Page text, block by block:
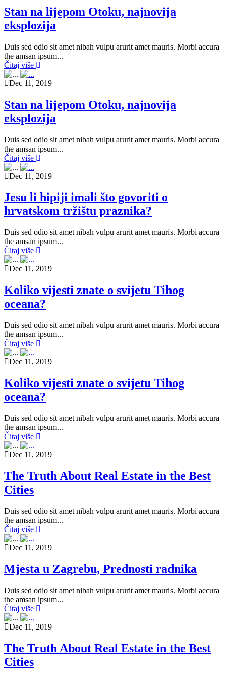
Stan na lijepom Otoku, najnovija
eksplozija
Duis sed odio sit amet nibah vulpu arurit amet mauris. Morbi accura
the amsan ipsum...
Čitaj više
Dec 11, 2019
Stan na lijepom Otoku, najnovija
eksplozija
Duis sed odio sit amet nibah vulpu arurit amet mauris. Morbi accura
the amsan ipsum...
Čitaj više
Dec 11, 2019
Jesu li hipiji imali što govoriti o
hrvatskom tržištu praznika?
Duis sed odio sit amet nibah vulpu arurit amet mauris. Morbi accura
the amsan ipsum...
Čitaj više
Dec 11, 2019
Koliko vijesti znate o svijetu Tihog
oceana?
Duis sed odio sit amet nibah vulpu arurit amet mauris. Morbi accura
the amsan ipsum...
Čitaj više
Dec 11, 2019
Koliko vijesti znate o svijetu Tihog
oceana?
Duis sed odio sit amet nibah vulpu arurit amet mauris. Morbi accura
the amsan ipsum...
Čitaj više
Dec 11, 2019
The Truth About Real Estate in the Best
Cities
Duis sed odio sit amet nibah vulpu arurit amet mauris. Morbi accura
the amsan ipsum...
Čitaj više
Dec 11, 2019
Mjesta u Zagrebu, Prednosti radnika
Duis sed odio sit amet nibah vulpu arurit amet mauris. Morbi accura
the amsan ipsum...
Čitaj više
Dec 11, 2019
The Truth About Real Estate in the Best
Cities